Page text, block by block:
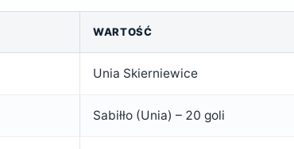
WARTOŚĆ
Unia Skierniewice
Sabiłło (Unia) – 20 goli